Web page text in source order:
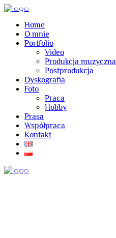
Home
O mnie
Portfolio
Video
Produkcja muzyczna
Postprodukcja
Dyskografia
Foto
Praca
Hobby
Prasa
Współpraca
Kontakt